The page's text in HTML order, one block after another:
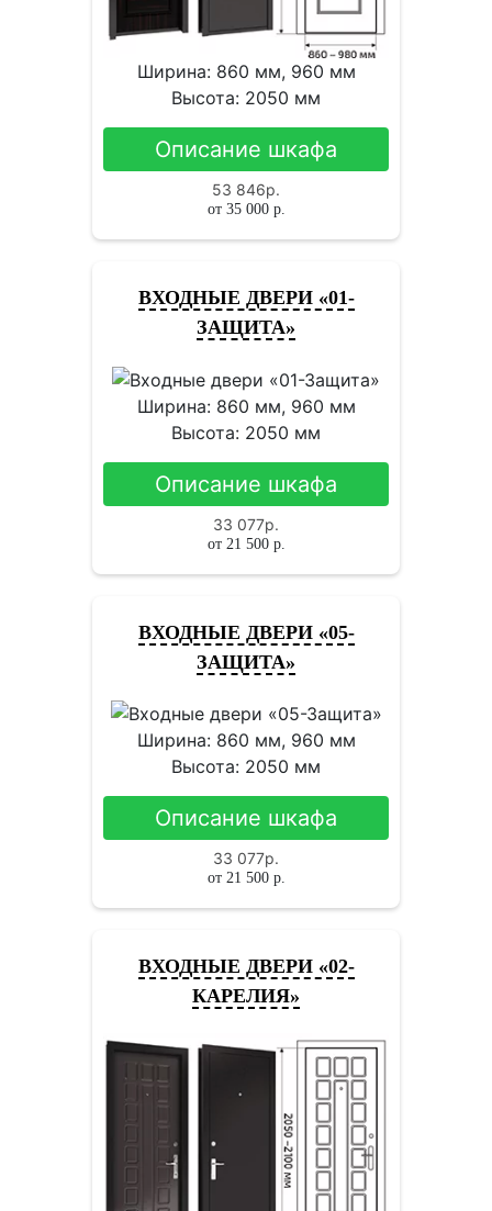
Ширина: 860 мм, 960 мм
Высота: 2050 мм
Описание шкафа
53 846р.
от 35 000р.
ВХОДНЫЕ ДВЕРИ «01-
ЗАЩИТА»
Ширина: 860 мм, 960 мм
Высота: 2050 мм
Описание шкафа
33 077р.
от 21 500р.
ВХОДНЫЕ ДВЕРИ «05-
ЗАЩИТА»
Ширина: 860 мм, 960 мм
Высота: 2050 мм
Описание шкафа
33 077р.
от 21 500р.
ВХОДНЫЕ ДВЕРИ «02-
КАРЕЛИЯ»